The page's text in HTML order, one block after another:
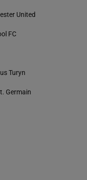
United
FC
Turyn
Germain